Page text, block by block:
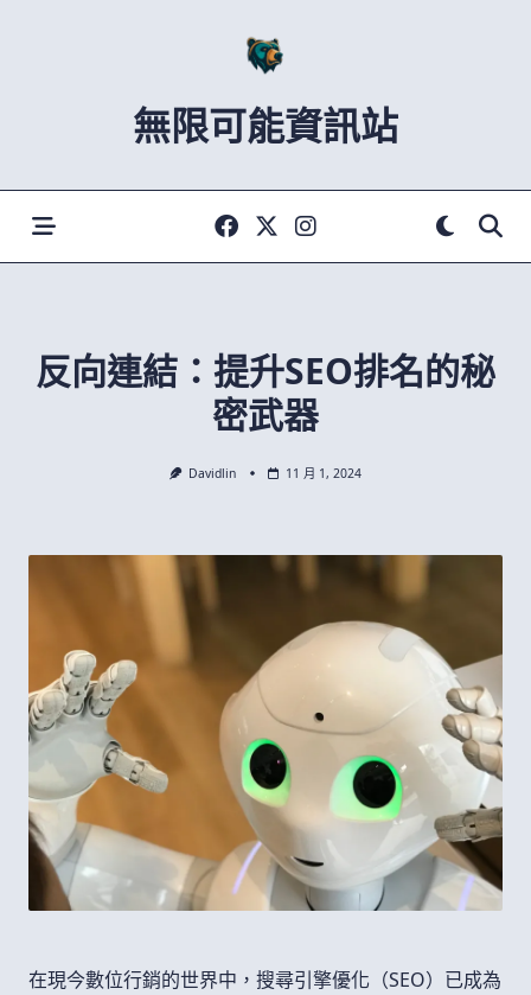
無限可能資訊站
反向連結：提升SEO排名的秘
密武器
Davidlin 11 月 1, 2024
在現今數位行銷的世界中，搜尋引擎優化（SEO）已成為